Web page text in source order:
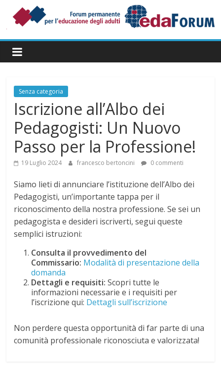
contenuto
Permanente
per
AdultiSenza categoria
Iscrizione all’Albo dei
Pedagogisti: Un Nuovo
Passo per la Professione!
19 Luglio 2024 francesco bertoncini 0 commenti
Siamo lieti di annunciare l’istituzione dell’Albo dei
Pedagogisti, un’importante tappa per il
riconoscimento della nostra professione. Se sei un
pedagogista e desideri iscriverti, segui queste
semplici istruzioni:
Consulta il provvedimento del
Commissario: Modalità di presentazione della
domanda
Dettagli e requisiti: Scopri tutte le
informazioni necessarie e i requisiti per
l’iscrizione qui: Dettagli sull’iscrizione
Non perdere questa opportunità di far parte di una
comunità professionale riconosciuta e valorizzata!